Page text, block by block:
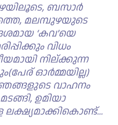
ബസാർ
മലമ്പുഴയുടെ
‘കവ’യെ
വിധം
നില്ക്കുന്ന
ഓർമ്മയില്ല)
ഞങ്ങളുടെ വാഹനം
ഉമിയാ